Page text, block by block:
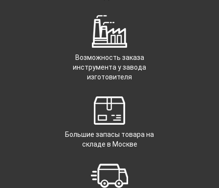
Возможность заказа
инструмента у завода
изготовителя
Большие запасы товара на
складе в Москве